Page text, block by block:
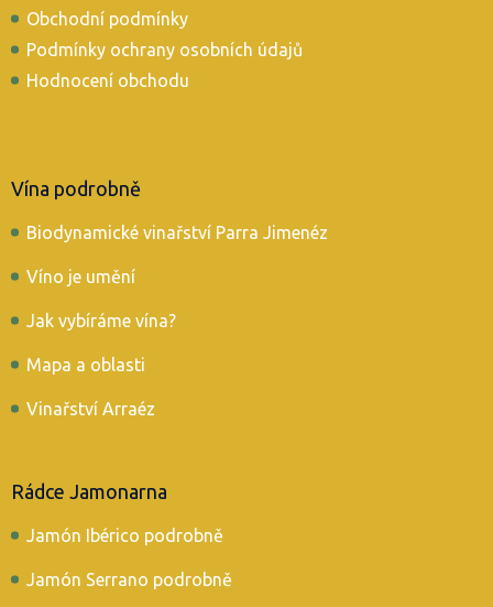
Obchodní podmínky
Podmínky ochrany osobních údajů
Hodnocení obchodu
Vína podrobně
Biodynamické vinařství Parra Jimenéz
Víno je umění
Jak vybíráme vína?
Mapa a oblasti
Vinařství Arraéz
Rádce Jamonarna
Jamón Ibérico podrobně
Jamón Serrano podrobně